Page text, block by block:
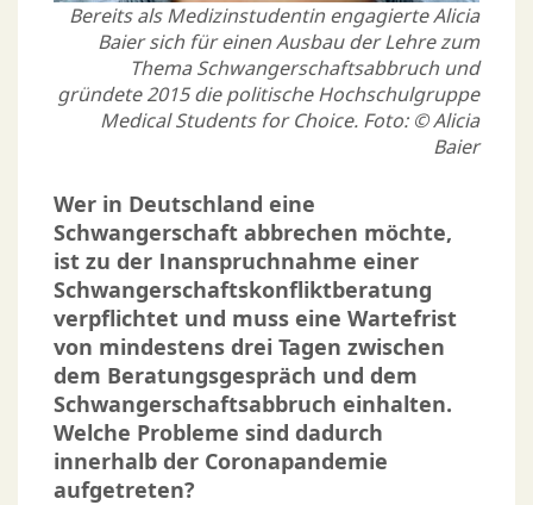
Bereits als Medizinstudentin engagierte Alicia
Baier sich für einen Ausbau der Lehre zum
Thema Schwangerschaftsabbruch und
gründete 2015 die politische Hochschulgruppe
Medical Students for Choice. Foto: © Alicia
Baier
Wer in Deutschland eine
Schwangerschaft abbrechen möchte,
ist zu der Inanspruchnahme einer
Schwangerschaftskonfliktberatung
verpflichtet und muss eine Wartefrist
von mindestens drei Tagen zwischen
dem Beratungsgespräch und dem
Schwangerschaftsabbruch einhalten.
Welche Probleme sind dadurch
innerhalb der Coronapandemie
aufgetreten?